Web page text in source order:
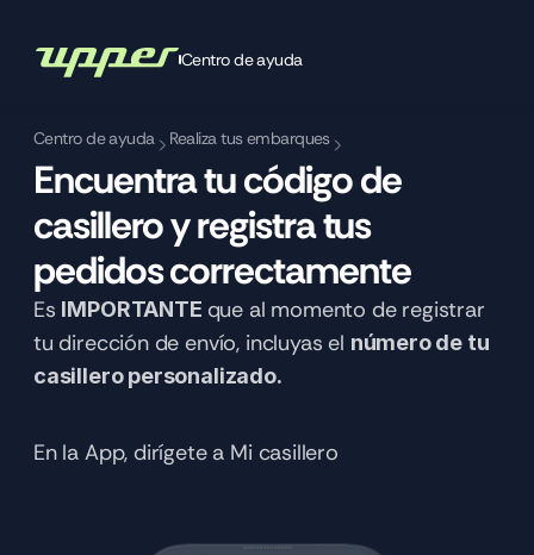
Centro de ayuda
Centro de ayuda Realiza tus embarques
Encuentra tu código de
casillero y registra tus
pedidos correctamente
Es IMPORTANTE que al momento de registrar
tu dirección de envío, incluyas el número de tu
casillero personalizado.
En la App, dirígete a Mi casillero